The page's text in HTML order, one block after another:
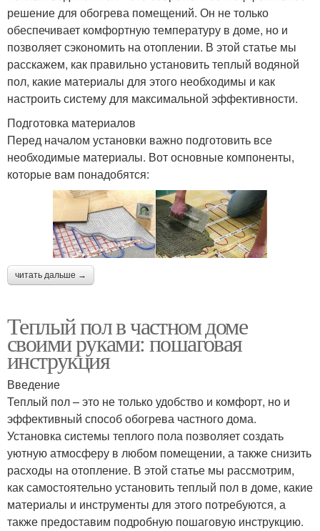
решение для обогрева помещений. Он не только
обеспечивает комфортную температуру в доме, но и
позволяет сэкономить на отоплении. В этой статье мы
расскажем, как правильно установить теплый водяной
пол, какие материалы для этого необходимы и как
настроить систему для максимальной эффективности.
Подготовка материалов
Перед началом установки важно подготовить все
необходимые материалы. Вот основные компоненты,
которые вам понадобятся:
читать дальше →
Теплый пол в частном доме
своими руками: пошаговая
инструкция
Введение
Теплый пол – это не только удобство и комфорт, но и
эффективный способ обогрева частного дома.
Установка системы теплого пола позволяет создать
уютную атмосферу в любом помещении, а также снизить
расходы на отопление. В этой статье мы рассмотрим,
как самостоятельно установить теплый пол в доме, какие
материалы и инструменты для этого потребуются, а
также предоставим подробную пошаговую инструкцию.